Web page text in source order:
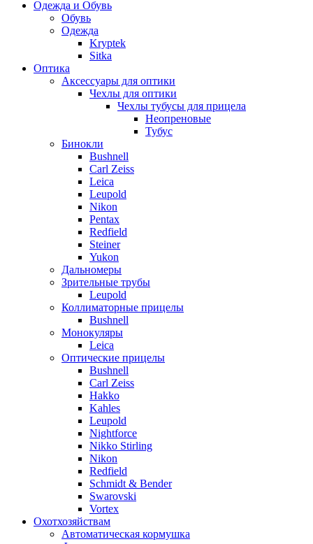
Одежда и Обувь
Обувь
Одежда
Kryptek
Sitka
Оптика
Аксессуары для оптики
Чехлы для оптики
Чехлы тубусы для прицела
Неопреновые
Тубус
Бинокли
Bushnell
Carl Zeiss
Leica
Leupold
Nikon
Pentax
Redfield
Steiner
Yukon
Дальномеры
Зрительные трубы
Leupold
Коллиматорные прицелы
Bushnell
Монокуляры
Leica
Оптические прицелы
Bushnell
Carl Zeiss
Hakko
Kahles
Leupold
Nightforce
Nikko Stirling
Nikon
Redfield
Schmidt & Bender
Swarovski
Vortex
Охотхозяйствам
Автоматическая кормушка